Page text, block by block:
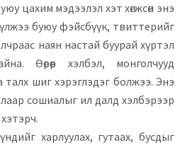
цахим мэдээлэл хэт хөгжсөн энэ
буюу фэйсбүүк, твиттерийг
наян настай буурай хүртэл
Өөрөөр хэлбэл, монголчууд
талх шиг хэрэглэдэг болжээ. Энэ
сошиалыг ил далд хэлбэрээр
харлуулах, гутаах, бусдыг